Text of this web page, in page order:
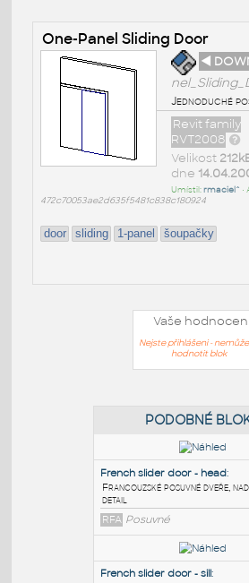
One-Panel Sliding Door
◄
Jednoduché
Revit family
RVT2008
Velikost
dne
Umístil:rmaciel^ •
472c70053ae2d635f5481c838c180924
door sliding 1-panel šoupačky
Vaše
Nejste přihlášeni -
hodnotit blok